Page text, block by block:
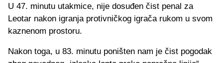
U 47. minutu utakmice, nije dosuđen čist penal za
Leotar nakon igranja protivničkog igrača rukom u svom
kaznenom prostoru.
Nakon toga, u 83. minutu poništen nam je čist pogodak